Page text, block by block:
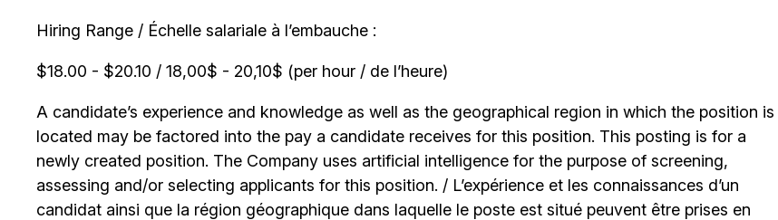
Hiring Range / Échelle salariale à l’embauche :
$18.00 - $20.10 / 18,00$ - 20,10$ (per hour / de l’heure)
A candidate’s experience and knowledge as well as the geographical region in which the position is
located may be factored into the pay a candidate receives for this position. This posting is for a
newly created position. The Company uses artificial intelligence for the purpose of screening,
assessing and/or selecting applicants for this position. / L’expérience et les connaissances d’un
candidat ainsi que la région géographique dans laquelle le poste est situé peuvent être prises en